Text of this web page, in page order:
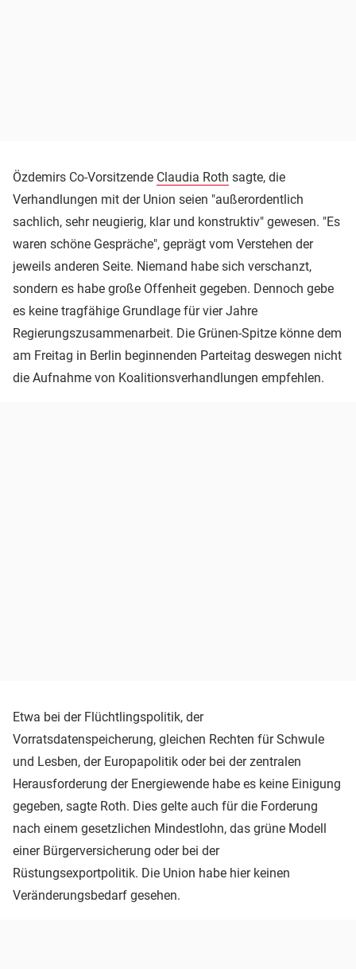
Özdemirs Co-Vorsitzende Claudia Roth sagte, die
Verhandlungen mit der Union seien "außerordentlich
sachlich, sehr neugierig, klar und konstruktiv" gewesen. "Es
waren schöne Gespräche", geprägt vom Verstehen der
jeweils anderen Seite. Niemand habe sich verschanzt,
sondern es habe große Offenheit gegeben. Dennoch gebe
es keine tragfähige Grundlage für vier Jahre
Regierungszusammenarbeit. Die Grünen-Spitze könne dem
am Freitag in Berlin beginnenden Parteitag deswegen nicht
die Aufnahme von Koalitionsverhandlungen empfehlen.
Etwa bei der Flüchtlingspolitik, der
Vorratsdatenspeicherung, gleichen Rechten für Schwule
und Lesben, der Europapolitik oder bei der zentralen
Herausforderung der Energiewende habe es keine Einigung
gegeben, sagte Roth. Dies gelte auch für die Forderung
nach einem gesetzlichen Mindestlohn, das grüne Modell
einer Bürgerversicherung oder bei der
Rüstungsexportpolitik. Die Union habe hier keinen
Veränderungsbedarf gesehen.